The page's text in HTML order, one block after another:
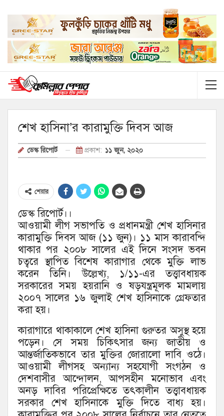
শেখ হাসিনা’র কারামুক্তি দিবস আজ
ডেস্ক রিপোর্ট প্রকাশ: ১১ জুন, ২০২০
শেয়ার
ডেস্ক রিপোর্ট।।
আওয়ামী লীগ সভাপতি ও প্রধানমন্ত্রী শেখ হাসিনার
কারামুক্তি দিবস আজ (১১ জুন)। ১১ মাস কারাবন্দি
থাকার পর ২০০৮ সালের এই দিনে সংসদ ভবন
চত্বরে স্থাপিত বিশেষ কারাগার থেকে মুক্তি লাভ
করেন তিনি। উল্লেখ্য, ১/১১-এর তত্ত্বাবধায়ক
সরকারের সময় হয়রানি ও ষড়যন্ত্রমূলক মামলায়
২০০৭ সালের ১৬ জুলাই শেখ হাসিনাকে গ্রেফতার
করা হয়।
কারাগারে থাকাকালে শেখ হাসিনা গুরুতর অসুস্থ হয়ে
পড়েন। সে সময় চিকিৎসার জন্য জাতীয় ও
আন্তর্জাতিকভাবে তার মুক্তির জোরালো দাবি ওঠে।
আওয়ামী লীগসহ অন্যান্য সহযোগী সংগঠন ও
দেশবাসীর আন্দোলন, আপসহীন মনোভাব এবং
অনড় দাবির পরিপ্রেক্ষিতে তৎকালীন তত্ত্বাবধায়ক
সরকার শেখ হাসিনাকে মুক্তি দিতে বাধ্য হয়।